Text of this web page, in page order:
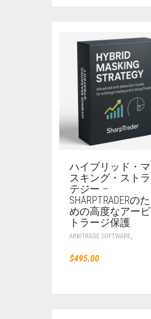
ハイブリッド・マ
スキング・ストラ
テジー –
SHARPTRADERのた
めの高度なアービ
トラージ保護
ARBITRAGE SOFTWARE,
$495.00